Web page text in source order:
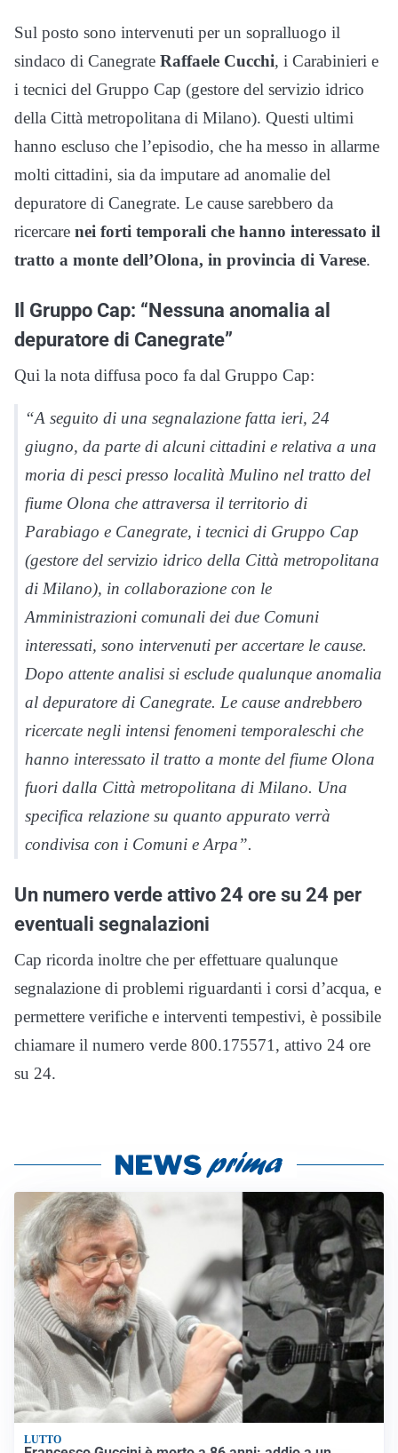
Sul posto sono intervenuti per un sopralluogo il
sindaco di Canegrate Raffaele Cucchi, i Carabinieri e
i tecnici del Gruppo Cap (gestore del servizio idrico
della Città metropolitana di Milano). Questi ultimi
hanno escluso che l’episodio, che ha messo in allarme
molti cittadini, sia da imputare ad anomalie del
depuratore di Canegrate. Le cause sarebbero da
ricercare nei forti temporali che hanno interessato il
tratto a monte dell’Olona, in provincia di Varese.
Il Gruppo Cap: “Nessuna anomalia al
depuratore di Canegrate”
Qui la nota diffusa poco fa dal Gruppo Cap:
“A seguito di una segnalazione fatta ieri, 24
giugno, da parte di alcuni cittadini e relativa a una
moria di pesci presso località Mulino nel tratto del
fiume Olona che attraversa il territorio di
Parabiago e Canegrate, i tecnici di Gruppo Cap
(gestore del servizio idrico della Città metropolitana
di Milano), in collaborazione con le
Amministrazioni comunali dei due Comuni
interessati, sono intervenuti per accertare le cause.
Dopo attente analisi si esclude qualunque anomalia
al depuratore di Canegrate. Le cause andrebbero
ricercate negli intensi fenomeni temporaleschi che
hanno interessato il tratto a monte del fiume Olona
fuori dalla Città metropolitana di Milano. Una
specifica relazione su quanto appurato verrà
condivisa con i Comuni e Arpa”.
Un numero verde attivo 24 ore su 24 per
eventuali segnalazioni
Cap ricorda inoltre che per effettuare qualunque
segnalazione di problemi riguardanti i corsi d’acqua, e
permettere verifiche e interventi tempestivi, è possibile
chiamare il numero verde 800.175571, attivo 24 ore
su 24.
LUTTO